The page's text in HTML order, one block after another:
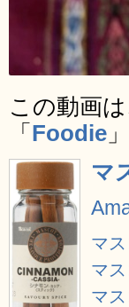
この動画
「 Foodie
マ
マ
マ
マ